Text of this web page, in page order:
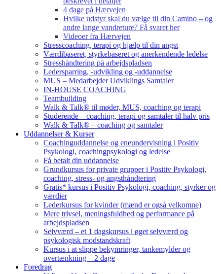
4 dage på Hærvejen
Hvilke udstyr skal du vælge til din Camino – og
andre lange vandreture? Få svaret her
Videoer fra Hærvejen
Stresscoaching, terapi og hjælp til din angst
Værdibaseret, styrkebaseret og anerkendende ledelse
Stresshåndtering på arbejdspladsen
Ledersparring, -udvikling og -uddannelse
MUS – Medarbejder Udviklings Samtaler
IN-HOUSE COACHING
Teambuilding
Walk & Talk® til møder, MUS, coaching og terapi
Studerende – coaching, terapi og samtaler til halv pris
Walk & Talk® – coaching og samtaler
Uddannelser & Kurser
Coachinguddannelse og eneundervisning i Positiv
Psykologi, coachingpsykologi og ledelse
Få betalt din uddannelse
Grundkursus for private grupper i Positiv Psykologi,
coaching, stress- og angsthåndtering
Gratis* kursus i Positiv Psykologi, coaching, styrker og
værdier
Lederkursus for kvinder (mænd er også velkomne)
Mere trivsel, meningsfuldhed og performance på
arbejdspladsen
Selvværd – et 1 dagskursus i øget selvværd og
psykologisk modstandskraft
Kursus i at slippe bekymringer, tankemylder og
overtænkning – 2 dage
Foredrag